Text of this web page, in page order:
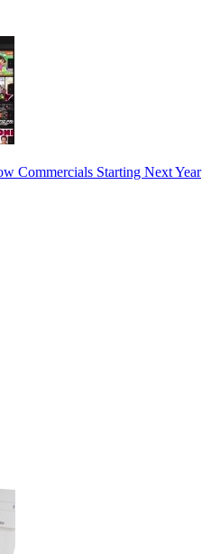
Commercials Starting Next Year